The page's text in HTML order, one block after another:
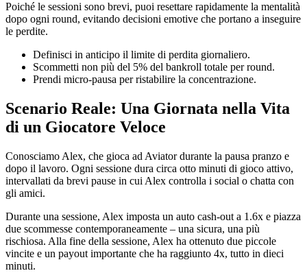
Poiché le sessioni sono brevi, puoi resettare rapidamente la mentalità
dopo ogni round, evitando decisioni emotive che portano a inseguire
le perdite.
Definisci in anticipo il limite di perdita giornaliero.
Scommetti non più del 5% del bankroll totale per round.
Prendi micro‑pausa per ristabilire la concentrazione.
Scenario Reale: Una Giornata nella Vita
di un Giocatore Veloce
Conosciamo Alex, che gioca ad Aviator durante la pausa pranzo e
dopo il lavoro. Ogni sessione dura circa otto minuti di gioco attivo,
intervallati da brevi pause in cui Alex controlla i social o chatta con
gli amici.
Durante una sessione, Alex imposta un auto cash‑out a 1.6x e piazza
due scommesse contemporaneamente – una sicura, una più
rischiosa. Alla fine della sessione, Alex ha ottenuto due piccole
vincite e un payout importante che ha raggiunto 4x, tutto in dieci
minuti.